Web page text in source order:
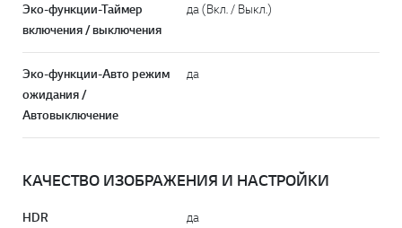
Эко-функции-Таймер
включения / выключения
да (Вкл. / Выкл.)
Эко-функции-Авто режим
ожидания /
Автовыключение
да
КАЧЕСТВО ИЗОБРАЖЕНИЯ И НАСТРОЙКИ
HDR да